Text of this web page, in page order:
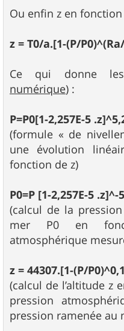
Ou enfin z en fonction
z = T0/a.[1-(P/
Ce qui donne
numérique) :
P=P0[1-2,257E-5
(formule « de
une évolution
fonction de z)
P0=P [1-2,257E-5 .z]^-
(calcul de la
mer P0 en
atmosphérique
z = 44307.[1-(P/
(calcul de l’altitude z
pression
pression ramenée au